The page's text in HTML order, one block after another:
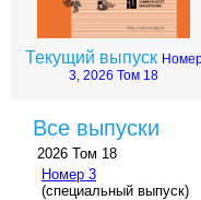
Текущий выпуск
3, 2026 Том 18
Все выпуски
2026 Том 18
Номер 3
(специальный выпуск)